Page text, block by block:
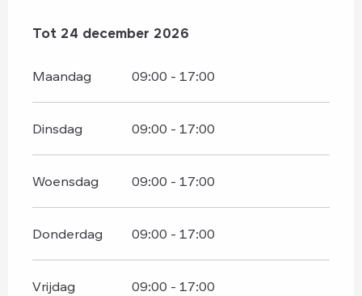
Vanaf2 januari 2026tot
Tot 24 december 2026
Maandag 09:00 - 17:00
Dinsdag 09:00 - 17:00
Woensdag 09:00 - 17:00
Donderdag 09:00 - 17:00
Vrijdag 09:00 - 17:00